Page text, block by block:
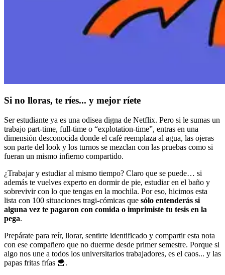
Si no lloras, te ríes... y mejor ríete
Ser estudiante ya es una odisea digna de Netflix. Pero si le sumas un
trabajo part-time, full-time o “explotation-time”, entras en una
dimensión desconocida donde el café reemplaza al agua, las ojeras
son parte del look y los turnos se mezclan con las pruebas como si
fueran un mismo infierno compartido.
¿Trabajar y estudiar al mismo tiempo? Claro que se puede… si
además te vuelves experto en dormir de pie, estudiar en el baño y
sobrevivir con lo que tengas en la mochila. Por eso, hicimos esta
lista con 100 situaciones tragi-cómicas que sólo entenderás si
alguna vez te pagaron con comida o imprimiste tu tesis en la
pega.
Prepárate para reír, llorar, sentirte identificado y compartir esta nota
con ese compañero que no duerme desde primer semestre. Porque si
algo nos une a todos los universitarios trabajadores, es el caos... y las
papas fritas frías 🍟.